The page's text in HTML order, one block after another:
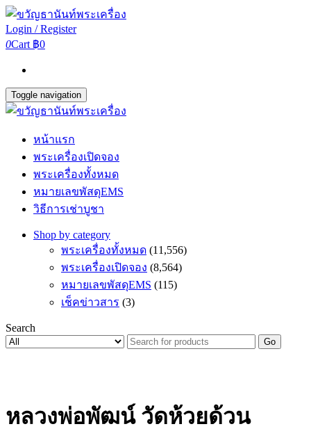
Login / Register
0Cart ฿0
Toggle navigation
หน้าแรก
พระเครื่องเปิดจอง
พระเครื่องทั้งหมด
หมายเลขพัสดุEMS
วิธีการเช่าบูชา
Shop by category
พระเครื่องทั้งหมด (11,556)
พระเครื่องเปิดจอง (8,564)
หมายเลขพัสดุEMS (115)
เช็คข่าวสาร (3)
Search
Go
หลวงพ่อพัฒน์ วัดห้วยด้วน